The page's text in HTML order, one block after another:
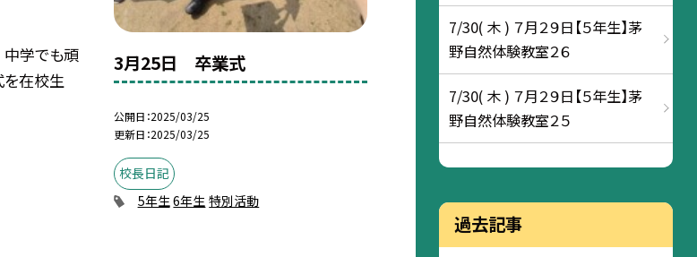
中学でも頑
を在校生
3月25日 卒業式
公開日 2025/03/25
更新日 2025/03/25
校長日記
5年生 6年生 特別活動
7/30( 木 ) ７月２９日【５年生】茅
野自然体験教室２６
7/30( 木 ) ７月２９日【５年生】茅
野自然体験教室２５
過去記事